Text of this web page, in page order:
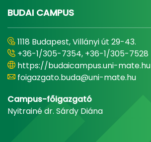
BUDAI CAMPUS
1118 Budapest, Villányi út 29-43.
+36-1/305-7354, +36-1/305-7528
https://budaicampus.uni-mate.hu
foigazgato.buda@uni-mate.hu
Campus-főigazgató
Nyitrainé dr. Sárdy Diána